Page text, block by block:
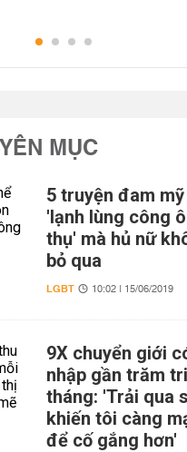
MỤC
5 truyện đam
'lạnh lùng công
thụ' mà hủ nữ
bỏ qua
LGBT 10:02 | 15/06/2019
9X chuyển giới
nhập gần trăm
tháng: 'Trải qua
khiến tôi càng
để cố gắng hơn'